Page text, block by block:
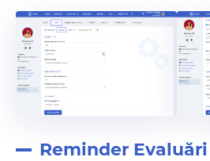
Reminder Evaluări